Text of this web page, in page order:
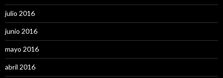
julio 2016
junio 2016
mayo 2016
abril 2016